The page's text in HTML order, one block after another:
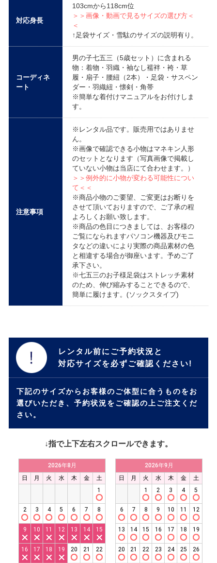
対応身長
103cmから118cm位
＞＞画像・動画で見るサイズの選び方＜
＜
↑足袋サイズ・雪駄のサイズの説明有り。
コーディネ
ート
男の子七五三（5歳セット）に含まれる
物：着物・羽織・袖なし襦袢・袴・草
履・扇子・腰紐（2本）・足袋・サスペン
ダー・羽織紐・懐剣・角帯
※簡単な着付けマニュアルをお付けしま
す。
注意事項
※レンタル品です。販売用ではありませ
ん。
※画像で確認できる小物はマネキン人形
のセットとなります（写真画像で掲載し
ていない小物は当店にて合わせます。）
＞＞例外的に小物が変わる可能性につい
て＜＜
※商品小物のご要望、ご変更はお断りを
させて頂いておりますので、ご了承の程
よろしくお願い致します。
※商品の色目につきましては、お客様の
ご覧になられますパソコン機器及びモニ
タなどの違いにより実際の商品素材の色
と相違する場合が御座います。予めご了
承下さい。
※七五三のお子様足袋はストレッチ素材
のため、伸び縮みすることできるので、
簡単に履けます。(ソックスタイプ)
レンタル前にご予約状況と
対応サイズを必ずご確認ください!
下記のサイズからお客様のご体型に合うものをお
選びいただき、予約状況をご確認の上ご注文くだ
さい。
↓指で上下左右スクロールできます。